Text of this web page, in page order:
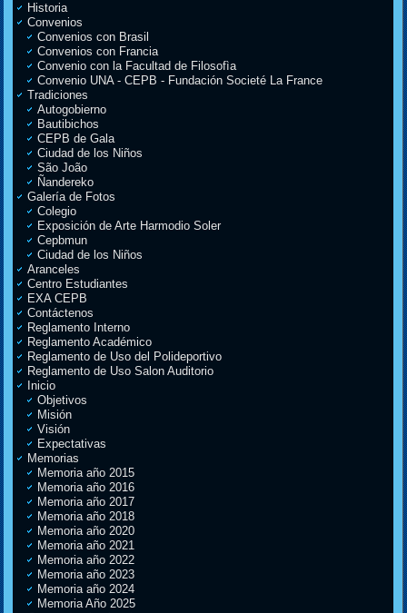
Historia
Convenios
Convenios con Brasil
Convenios con Francia
Convenio con la Facultad de Filosofìa
Convenio UNA - CEPB - Fundación Societé La France
Tradiciones
Autogobierno
Bautibichos
CEPB de Gala
Ciudad de los Niños
São João
Ñandereko
Galería de Fotos
Colegio
Exposición de Arte Harmodio Soler
Cepbmun
Ciudad de los Niños
Aranceles
Centro Estudiantes
EXA CEPB
Contáctenos
Reglamento Interno
Reglamento Académico
Reglamento de Uso del Polideportivo
Reglamento de Uso Salon Auditorio
Inicio
Objetivos
Misión
Visión
Expectativas
Memorias
Memoria año 2015
Memoria año 2016
Memoria año 2017
Memoria año 2018
Memoria año 2020
Memoria año 2021
Memoria año 2022
Memoria año 2023
Memoria año 2024
Memoria Año 2025